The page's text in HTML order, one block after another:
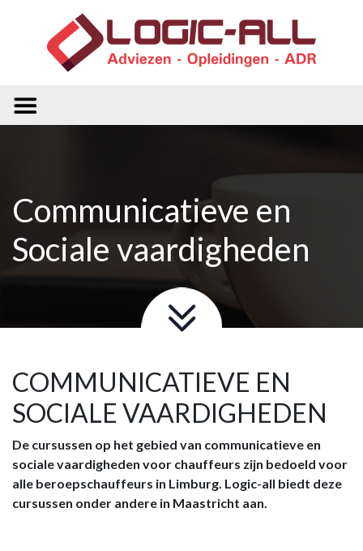
Communicatieve en
Sociale vaardigheden
COMMUNICATIEVE EN
SOCIALE VAARDIGHEDEN
De cursussen op het gebied van communicatieve en
sociale vaardigheden voor chauffeurs zijn bedoeld voor
alle beroepschauffeurs in Limburg. Logic-all biedt deze
cursussen onder andere in Maastricht aan.